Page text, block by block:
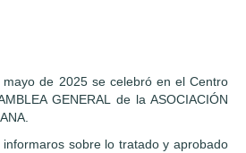
de 2025 se celebró en el Centro
GENERAL de la ASOCIACIÓN
sobre lo tratado y aprobado